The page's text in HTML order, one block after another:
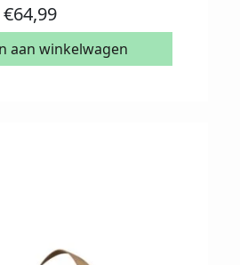
€64,99
aan winkelwagen